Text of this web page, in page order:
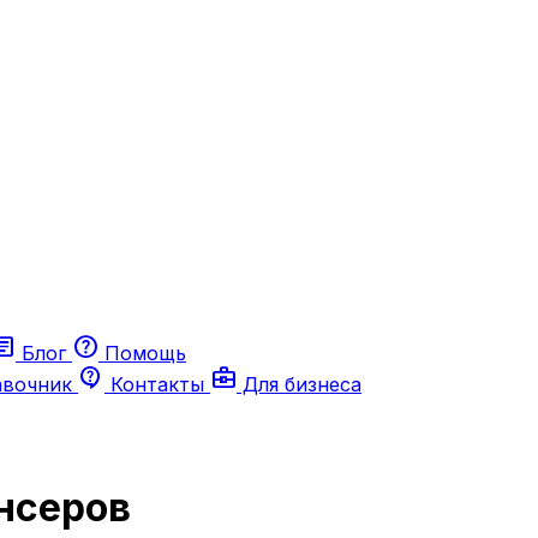
Блог help Помощь
contact_support Контакты business_center Для бизнеса